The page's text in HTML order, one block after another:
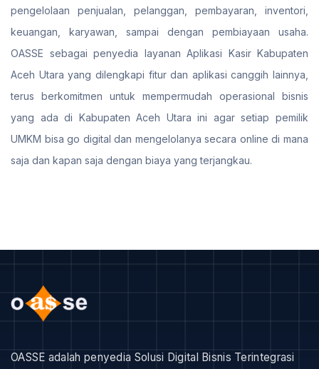
pengelolaan penjualan, pelanggan, pembayaran, inventori,
keuangan, karyawan, sampai dengan pembiayaan usaha.
OASSE sebagai penyedia layanan Aplikasi Kasir Kabupaten
Aceh Utara yang dilengkapi fitur dan aplikasi canggih lainnya,
terus berkomitmen untuk mempermudah operasional bisnis
yang ada di Kabupaten Aceh Utara ini agar setiap pemilik
UMKM bisa go digital dan mengelolanya secara online di mana
saja dan kapan saja dengan biaya yang terjangkau.
OASSE adalah penyedia Solusi Digital Bisnis Terintegrasi